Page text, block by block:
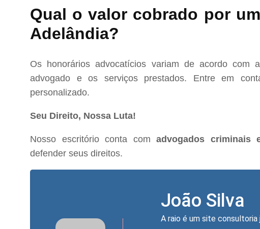
Qual o valor cobrado por
Adelândia?
Os honorários advocatícios variam de acordo com
advogado e os serviços prestados. Entre em
personalizado.
Seu Direito, Nossa Luta!
Nosso escritório conta comadvogados criminais
defender seus direitos.
João Silva
A raio é um site